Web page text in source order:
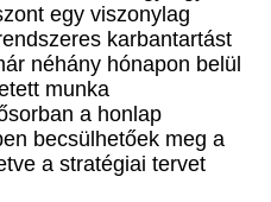
egy viszonylag
karbantartást
néhány hónapon belül
munka
a honlap
becsülhetőek meg a
a stratégiai tervet